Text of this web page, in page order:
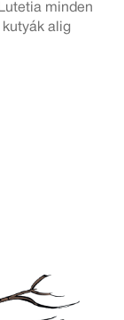
minden
alig